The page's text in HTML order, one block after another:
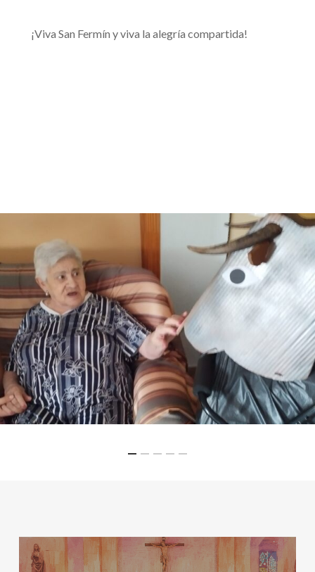
¡Viva San Fermín y viva la alegría compartida!